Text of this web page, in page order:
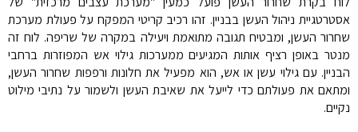
אסטרטגיית ניהול העשן בבניין. זהו רכיב קריטי המפקח על פעולת מערכת
שחרור העשן, ומבטיח תגובה מתואמת ויעילה במקרה של שריפה. לוח זה
מנטר באופן רציף אותות המגיעים ממערכות גילוי אש המפוזרות ברחבי
הבניין. עם גילוי עשן או אש, הוא מפעיל את חלונות ורפפות שחרור העשן,
ומתאם את פעולתם כדי לייעל את שאיבת העשן ולשמור על נתיבי מילוט
נקיים.